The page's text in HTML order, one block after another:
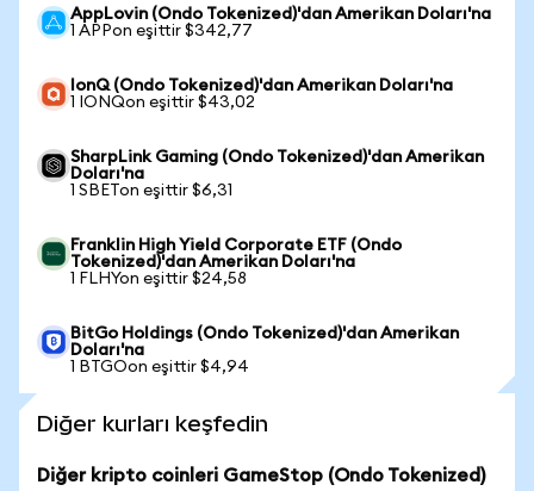
AppLovin (Ondo Tokenized)'dan Amerikan Doları'na
1 APPon eşittir $342,77
IonQ (Ondo Tokenized)'dan Amerikan Doları'na
1 IONQon eşittir $43,02
SharpLink Gaming (Ondo Tokenized)'dan Amerikan
Doları'na
1 SBETon eşittir $6,31
Franklin High Yield Corporate ETF (Ondo
Tokenized)'dan Amerikan Doları'na
1 FLHYon eşittir $24,58
BitGo Holdings (Ondo Tokenized)'dan Amerikan
Doları'na
1 BTGOon eşittir $4,94
Diğer kurları keşfedin
Diğer kripto coinleri GameStop (Ondo Tokenized)